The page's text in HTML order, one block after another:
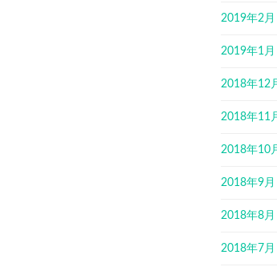
2019年2月
2019年1月
2018年12
2018年11
2018年10
2018年9月
2018年8月
2018年7月